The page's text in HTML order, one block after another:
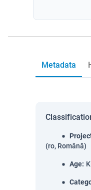
Metadata
(ro, Română)
Age: